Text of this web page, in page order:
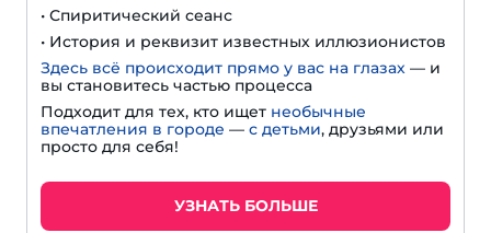
• Спиритический сеанс
• История и реквизит известных иллюзионистов
Здесь всё происходит прямо у вас на глазах — и
вы становитесь частью процесса
Подходит для тех, кто ищет необычные
впечатления в городе — с детьми, друзьями или
просто для себя!
УЗНАТЬ БОЛЬШЕ